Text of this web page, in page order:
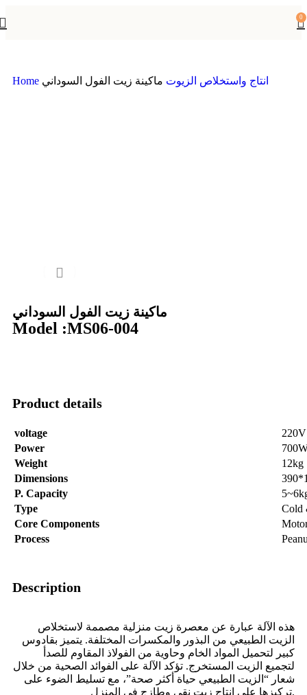
0
Home انتاج واستخلاص الزيوت ماكينة زيت الفول السوداني
ماكينة زيت الفول السوداني
Model :MS06-004
Product details
voltage
220V
Power
Weight
12kg
Dimensions
P. Capacity
Type
Cold
Core Components
Process
Description
هذه الآلة عبارة عن معصرة زيت منزلية مصممة لاستخلاص
الزيت الطبيعي من البذور والمكسرات المختلفة. يتميز بقادوس
كبير لتحميل المواد الخام وحاوية من الفولاذ المقاوم للصدأ
لتجميع الزيت المستخرج. تؤكد الآلة على الفوائد الصحية من خلال
شعار “الزيت الطبيعي حياة أكثر صحة”، مع تسليط الضوء على
تركيزها على إنتاج زيت نقي وطازج في المنزل.